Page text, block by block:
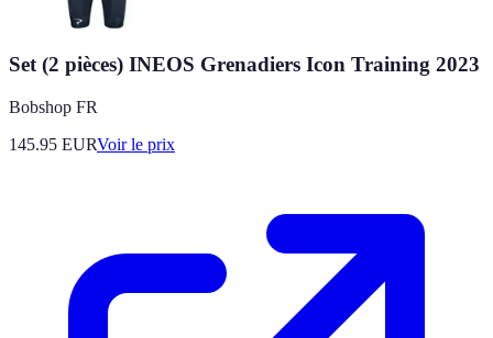
Set (2 pièces) INEOS Grenadiers Icon Training 2023
Bobshop FR
145.95 EURVoir le prix